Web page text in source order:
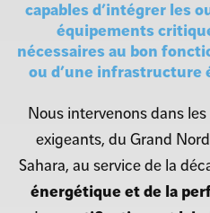
capables d’intégrer les
équipements
nécessaires au bon
ou d’une infrastructure
Nous intervenons dans
exigeants, du Grand
Sahara, au service de la
énergétique et de la